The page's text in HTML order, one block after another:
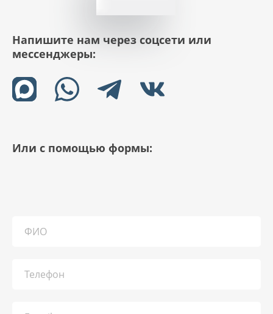
Напишите нам через соцсети или
мессенджеры:
Или с помощью формы: